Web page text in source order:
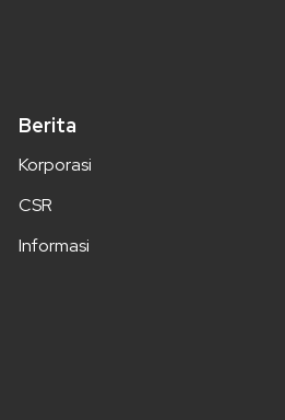
Berita
Korporasi
CSR
Informasi